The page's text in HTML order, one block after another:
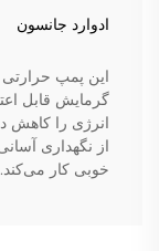
ادوارد جانسون
این پمپ حرارتی
گرمایش قابل
انرژی را کاهش
از نگهداری
خوبی کار